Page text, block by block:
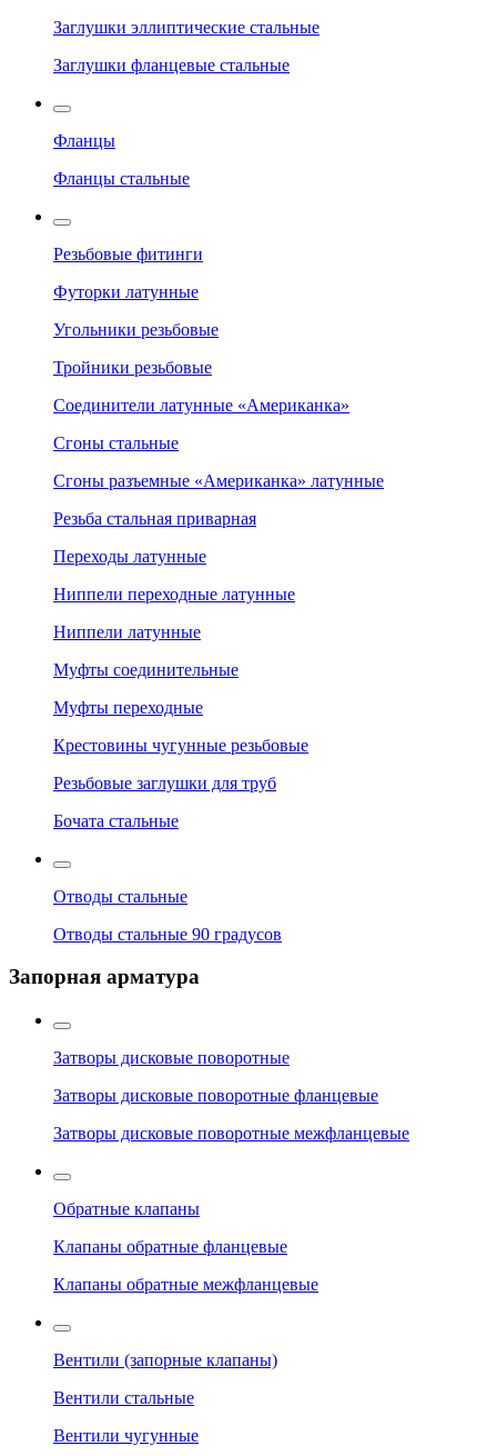
Заглушки эллиптические стальные
Заглушки фланцевые стальные
Фланцы
Фланцы стальные
Резьбовые фитинги
Футорки латунные
Угольники резьбовые
Тройники резьбовые
Соединители латунные «Американка»
Сгоны стальные
Сгоны разъемные «Американка» латунные
Резьба стальная приварная
Переходы латунные
Ниппели переходные латунные
Ниппели латунные
Муфты соединительные
Муфты переходные
Крестовины чугунные резьбовые
Резьбовые заглушки для труб
Бочата стальные
Отводы стальные
Отводы стальные 90 градусов
Запорная арматура
Затворы дисковые поворотные
Затворы дисковые поворотные фланцевые
Затворы дисковые поворотные межфланцевые
Обратные клапаны
Клапаны обратные фланцевые
Клапаны обратные межфланцевые
Вентили (запорные клапаны)
Вентили стальные
Вентили чугунные